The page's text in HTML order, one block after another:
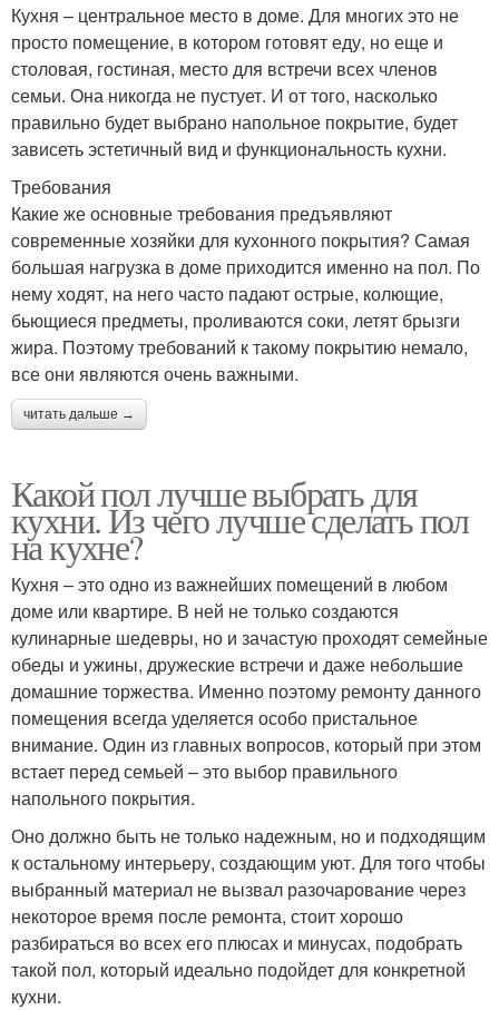
Кухня – центральное место в доме. Для многих это не
просто помещение, в котором готовят еду, но еще и
столовая, гостиная, место для встречи всех членов
семьи. Она никогда не пустует. И от того, насколько
правильно будет выбрано напольное покрытие, будет
зависеть эстетичный вид и функциональность кухни.
Требования
Какие же основные требования предъявляют
современные хозяйки для кухонного покрытия? Самая
большая нагрузка в доме приходится именно на пол. По
нему ходят, на него часто падают острые, колющие,
бьющиеся предметы, проливаются соки, летят брызги
жира. Поэтому требований к такому покрытию немало,
все они являются очень важными.
читать дальше →
Какой пол лучше выбрать для
кухни. Из чего лучше сделать пол
на кухне?
Кухня – это одно из важнейших помещений в любом
доме или квартире. В ней не только создаются
кулинарные шедевры, но и зачастую проходят семейные
обеды и ужины, дружеские встречи и даже небольшие
домашние торжества. Именно поэтому ремонту данного
помещения всегда уделяется особо пристальное
внимание. Один из главных вопросов, который при этом
встает перед семьей – это выбор правильного
напольного покрытия.
Оно должно быть не только надежным, но и подходящим
к остальному интерьеру, создающим уют. Для того чтобы
выбранный материал не вызвал разочарование через
некоторое время после ремонта, стоит хорошо
разбираться во всех его плюсах и минусах, подобрать
такой пол, который идеально подойдет для конкретной
кухни.